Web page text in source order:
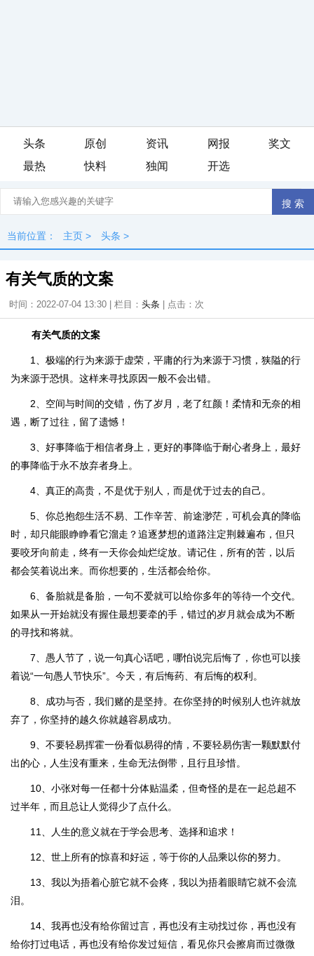
头条 原创 资讯 网报
奖文
最热
快料 独闻 开选
当前位置： 主页 > 头条 >
有关气质的文案
时间：2022-07-04 13:30 | 栏目： 头条 | 点击： 次
有关气质的文案
1、极端的行为来源于虚荣，平庸的行为来源于习惯，狭隘的行
为来源于恐惧。这样来寻找原因一般不会出错。
2、空间与时间的交错，伤了岁月，老了红颜！柔情和无奈的相
遇，断了过往，留了遗憾！
3、好事降临于相信者身上，更好的事降临于耐心者身上，最好
的事降临于永不放弃者身上。
4、真正的高贵，不是优于别人，而是优于过去的自己。
5、你总抱怨生活不易、工作辛苦、前途渺茫，可机会真的降临
时，却只能眼睁睁看它溜走？追逐梦想的道路注定荆棘遍布，但只
要咬牙向前走，终有一天你会灿烂绽放。请记住，所有的苦，以后
都会笑着说出来。而你想要的，生活都会给你。
6、备胎就是备胎，一句不爱就可以给你多年的等待一个交代。
如果从一开始就没有握住最想要牵的手，错过的岁月就会成为不断
的寻找和将就。
7、愚人节了，说一句真心话吧，哪怕说完后悔了，你也可以接
着说“一句愚人节快乐”。今天，有后悔药、有后悔的权利。
8、成功与否，我们赌的是坚持。在你坚持的时候别人也许就放
弃了，你坚持的越久你就越容易成功。
9、不要轻易挥霍一份看似易得的情，不要轻易伤害一颗默默付
出的心，人生没有重来，生命无法倒带，且行且珍惜。
10、小张对每一任都十分体贴温柔，但奇怪的是在一起总超不
过半年，而且总让人觉得少了点什么。
11、人生的意义就在于学会思考、选择和追求！
12、世上所有的惊喜和好运，等于你的人品乘以你的努力。
13、我以为捂着心脏它就不会疼，我以为捂着眼睛它就不会流
泪。
14、我再也没有给你留过言，再也没有主动找过你，再也没有
给你打过电话，再也没有给你发过短信，看见你只会擦肩而过微微